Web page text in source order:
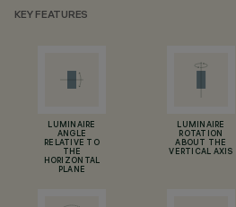
KEY FEATURES
LUMINAIRE
ANGLE
RELATIVE TO
THE
HORIZONTAL
PLANE
LUMINAIRE
ROTATION
ABOUT THE
VERTICAL AXIS